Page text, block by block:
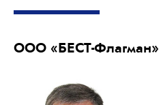
ООО «БЕСТ-Флагман»